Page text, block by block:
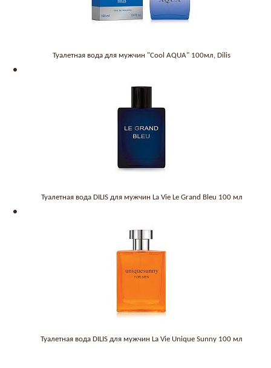
Туалетная вода для мужчин "Cool AQUA" 100мл, Dilis
Туалетная вода DILIS для мужчин La Vie Le Grand Bleu 100 мл
Туалетная вода DILIS для мужчин La Vie Unique Sunny 100 мл